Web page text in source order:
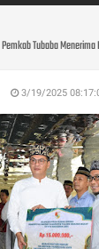
Pemkab Tubaba
3/19/2025